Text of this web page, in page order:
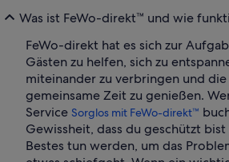
Was ist FeWo-direkt™ und wie
FeWo-direkt hat es sich zur
Gästen zu helfen, sich zu
miteinander zu verbringen und
gemeinsame Zeit zu genießen.
Service Sorglos mit FeWo-direkt™
Gewissheit, dass du geschützt
Bestes tun werden, um das